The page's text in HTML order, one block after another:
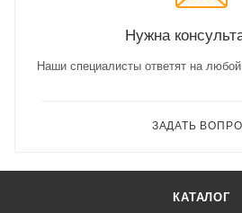
Нужна
Наши специалисты ответят на
ЗАДАТЬ
КАТАЛОГ